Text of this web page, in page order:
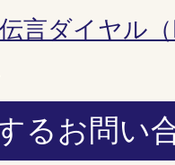
言ダイヤル
るお問い